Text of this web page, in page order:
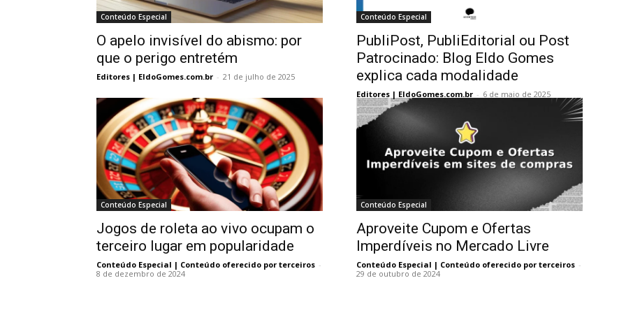
Conteúdo Especial
O apelo invisível do abismo: por
que o perigo entretém
Editores | EldoGomes.com.br - 21 de julho de 2025
Conteúdo Especial
PubliPost, PubliEditorial ou Post
Patrocinado: Blog Eldo Gomes
explica cada modalidade
Editores | EldoGomes.com.br - 6 de maio de 2025
Conteúdo Especial
Jogos de roleta ao vivo ocupam o
terceiro lugar em popularidade
Conteúdo Especial | Conteúdo oferecido por terceiros -
8 de dezembro de 2024
Conteúdo Especial
Aproveite Cupom e Ofertas
Imperdíveis no Mercado Livre
Conteúdo Especial | Conteúdo oferecido por terceiros -
29 de outubro de 2024